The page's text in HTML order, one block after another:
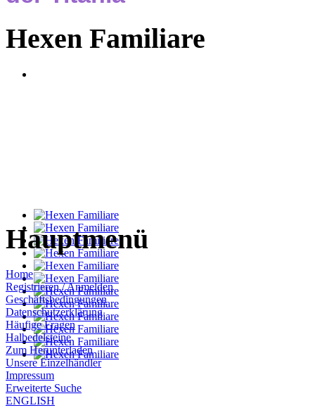
Hexen Familiare
Hauptmenü
Home
Registrieren / Anmelden
Geschäftsbedingungen
Datenschutzerklärung
Häufige Fragen
Halbedelsteine
Zum Herunterladen
Unsere Einzelhändler
Impressum
Erweiterte Suche
ENGLISH